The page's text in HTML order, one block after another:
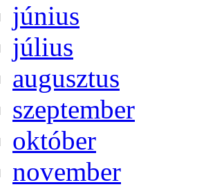
jú­ni­us
jú­li­us
au­gusz­tus
szep­tem­ber
ok­tó­ber
no­vem­ber